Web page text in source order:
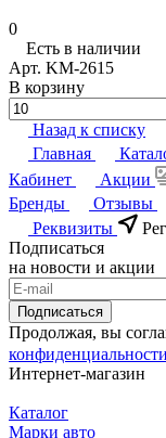
0
Есть в наличии
Арт. KM-2615
В корзину
Назад к списку
Главная
Кабинет
Акции
Бренды
Отзывы
Реквизиты
Подписаться
на новости и акции
Подписаться
Продолжая, вы
конфиденциальности
Интернет-магазин
Каталог
Марки авто